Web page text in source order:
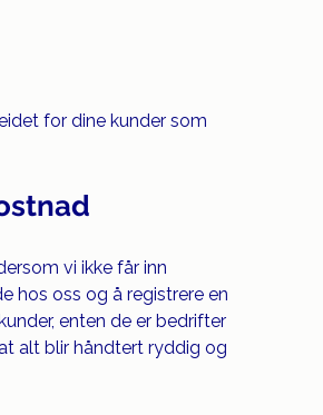
for dine kunder som
vi ikke får inn
hos oss og å registrere en
enten de er bedrifter
alt blir håndtert ryddig og